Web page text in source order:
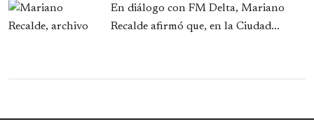
En diálogo con FM Delta, Mariano
Recalde afirmó que, en la Ciudad...